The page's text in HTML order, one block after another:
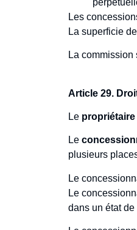
Les
La superficie
La
Article 29.
Le propriétaire
Le
plusieurs
Le
Le
dans un état